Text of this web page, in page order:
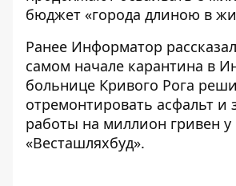
бюджет «города длиною в
Ранее Информатор
самом начале карантина в
больнице Кривого Рога
отремонтировать асфальт и
работы на миллион гривен у
«Весташляхбуд».